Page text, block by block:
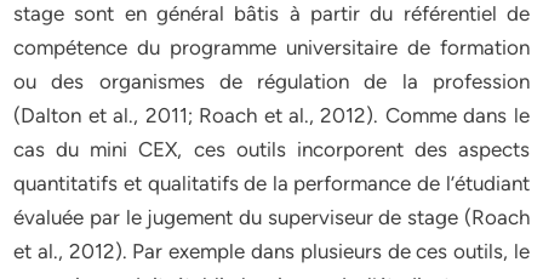
stage sont en général bâtis à partir du référentiel de
compétence du programme universitaire de formation
ou des organismes de régulation de la profession
(Dalton et al., 2011; Roach et al., 2012). Comme dans le
cas du mini CEX, ces outils incorporent des aspects
quantitatifs et qualitatifs de la performance de l’étudiant
évaluée par le jugement du superviseur de stage (Roach
et al., 2012). Par exemple dans plusieurs de ces outils, le